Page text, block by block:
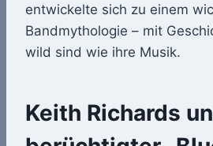
entwickelte sich zu einem
Bandmythologie – mit
wild sind wie ihre Musik.
Keith Richards